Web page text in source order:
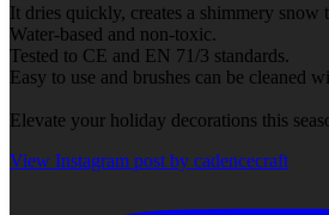
It dries quickly, creates a shimmery snow
Water-based and non-toxic.
Tested to CE and EN 71/3 standards.
Easy to use and brushes can be cleaned
Elevate your holiday decorations this
View Instagram post by cadencecraft